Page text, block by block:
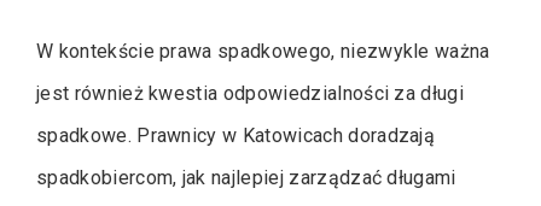
W kontekście prawa spadkowego, niezwykle ważna
jest również kwestia odpowiedzialności za długi
spadkowe. Prawnicy w Katowicach doradzają
spadkobiercom, jak najlepiej zarządzać długami